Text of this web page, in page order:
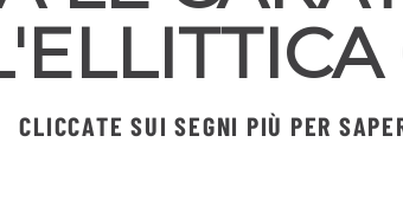
CLICCATE SUI SEGNI PIÙ PER